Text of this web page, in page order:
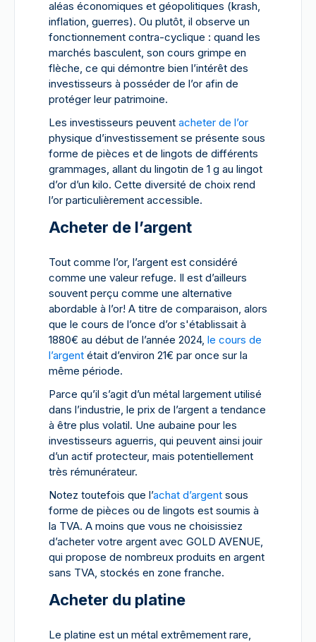
aléas économiques et géopolitiques (krash,
inflation, guerres). Ou plutôt, il observe un
fonctionnement contra-cyclique : quand les
marchés basculent, son cours grimpe en
flèche, ce qui démontre bien l’intérêt des
investisseurs à posséder de l’or afin de
protéger leur patrimoine.
Les investisseurs peuvent acheter de l’or
physique d’investissement se présente sous
forme de pièces et de lingots de différents
grammages, allant du lingotin de 1 g au lingot
d’or d’un kilo. Cette diversité de choix rend
l’or particulièrement accessible.
Acheter de l’argent
Tout comme l’or, l’argent est considéré
comme une valeur refuge. Il est d’ailleurs
souvent perçu comme une alternative
abordable à l’or! A titre de comparaison, alors
que le cours de l’once d’or s'établissait à
1880€ au début de l’année 2024, le cours de
l’argent était d’environ 21€ par once sur la
même période.
Parce qu’il s’agit d’un métal largement utilisé
dans l’industrie, le prix de l’argent a tendance
à être plus volatil. Une aubaine pour les
investisseurs aguerris, qui peuvent ainsi jouir
d’un actif protecteur, mais potentiellement
très rémunérateur.
Notez toutefois que l’achat d’argent sous
forme de pièces ou de lingots est soumis à
la TVA. A moins que vous ne choisissiez
d’acheter votre argent avec GOLD AVENUE,
qui propose de nombreux produits en argent
sans TVA, stockés en zone franche.
Acheter du platine
Le platine est un métal extrêmement rare,